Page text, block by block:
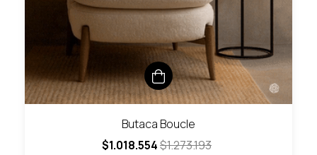
Butaca Boucle
$1.018.554$1.273.193